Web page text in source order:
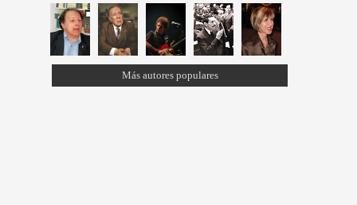
Más autores populares